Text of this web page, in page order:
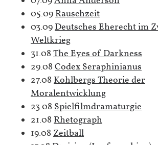
05.09Rauschzeit
03.09Deutsches Eherecht im
Weltkrieg
31.08 The Eyes of Darkness
29.08 Codex Seraphinianus
27.08 Kohlbergs Theorie der
Moralentwicklung
23.08 Spielfilmdramaturgie
21.08 Rhetograph
19.08 Zeitball